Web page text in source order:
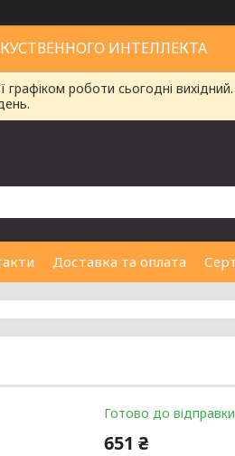
ИНТЕЛЛЕКТА
роботи сьогодні
Доставка та оплата
Готово до відправки
651 ₴